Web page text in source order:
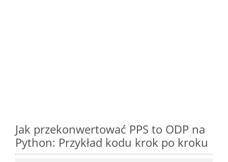
Jak przekonwertować PPS to ODP na
Python: Przykład kodu krok po kroku